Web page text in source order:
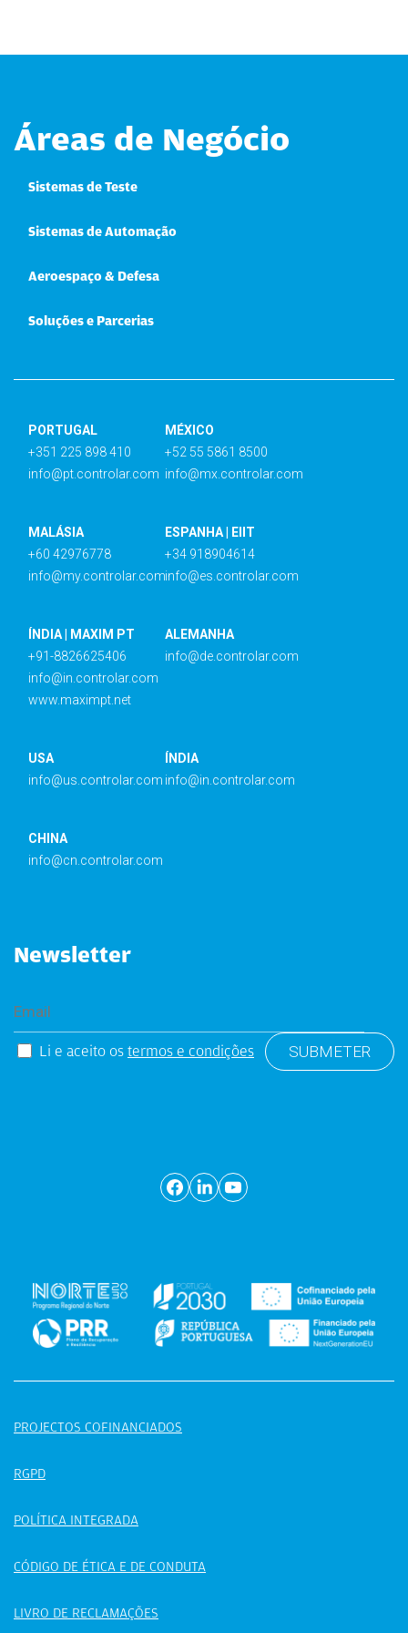
Áreas de Negócio
Sistemas de Teste
Sistemas de Automação
Aeroespaço & Defesa
Soluções e Parcerias
PORTUGAL
+351 225 898 410
info@pt.controlar.com
MÉXICO
+52 55 5861 8500
info@mx.controlar.com
MALÁSIA
+60 42976778
info@my.controlar.com
ESPANHA | EIIT
+34 918904614
info@es.controlar.com
ÍNDIA | MAXIM PT
+91-8826625406
info@in.controlar.com
www.maximpt.net
ALEMANHA
info@de.controlar.com
USA
info@us.controlar.com
ÍNDIA
info@in.controlar.com
CHINA
info@cn.controlar.com
Newsletter
Li e aceito os termos e condições
PROJECTOS COFINANCIADOS
RGPD
POLÍTICA INTEGRADA
CÓDIGO DE ÉTICA E DE CONDUTA
LIVRO DE RECLAMAÇÕES